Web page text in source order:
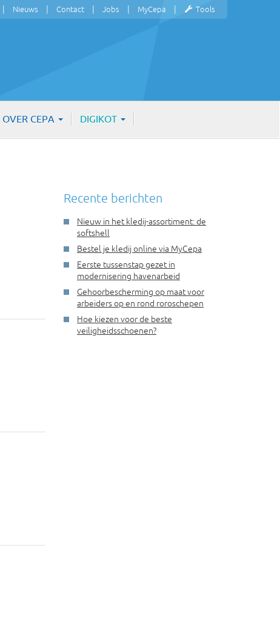
Nieuws Contact Jobs MyCepa Tools
OVER CEPA DIGIKOT
Recente berichten
Nieuw in het kledij-assortiment: de
softshell
Bestel je kledij online via MyCepa
Eerste tussenstap gezet in
modernisering havenarbeid
Gehoorbescherming op maat voor
arbeiders op en rond roroschepen
Hoe kiezen voor de beste
veiligheidsschoenen?